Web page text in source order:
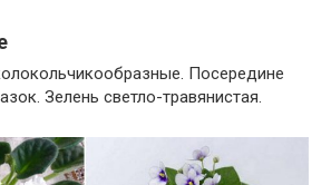
Посередине
Зелень светло-травянистая.